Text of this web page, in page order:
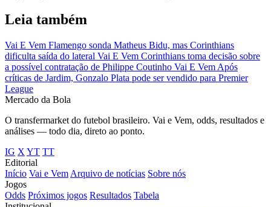
Leia também
Vai E Vem Flamengo sonda Matheus Bidu, mas Corinthians
dificulta saída do lateral Vai E Vem Corinthians toma decisão sobre
a possível contratação de Philippe Coutinho Vai E Vem Após
críticas de Jardim, Gonzalo Plata pode ser vendido para Premier
League
Mercado da Bola
O transfermarket do futebol brasileiro. Vai e Vem, odds, resultados e
análises — todo dia, direto ao ponto.
IG X YT TT
Editorial
Início Vai e Vem Arquivo de notícias Sobre nós
Jogos
Odds Próximos jogos Resultados Tabela